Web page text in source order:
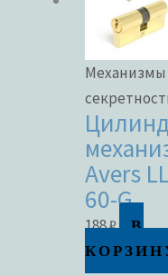
Механизмы
Avers
60-G
188₽
В